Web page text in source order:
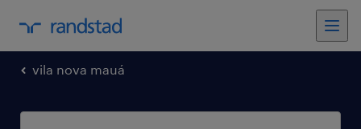
vila nova mauá